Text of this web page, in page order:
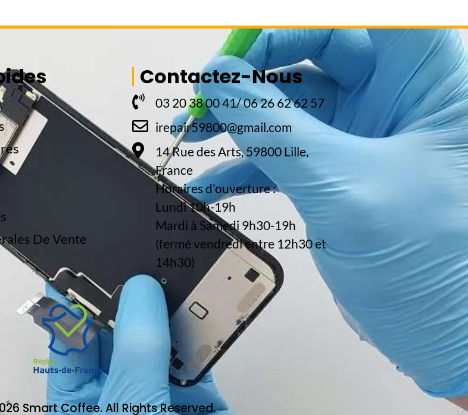
De Vente
Contactez-Nous
03 20 38 00 41/ 06 26 62 62 57
irepair59800@gmail.com
14 Rue des Arts, 59800 Lille,
France
Horaires d'ouverture :
Lundi 10h-19h
Mardi à Samedi 9h30-19h
(fermé vendredi entre 12h30 et
14h30)
Smart Coffee. All Rights Reserved.